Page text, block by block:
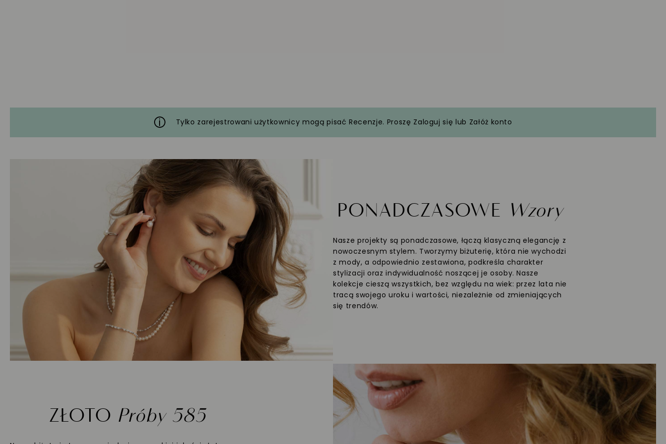
Tylko zarejestrowani użytkownicy mogą pisać Recenzje. Proszę Zaloguj się lub Załóż konto
PONADCZASOWE Wzory
Nasze projekty są ponadczasowe, łączą klasyczną elegancję z
nowoczesnym stylem. Tworzymy biżuterię, która nie wychodzi
z mody, a odpowiednio zestawiona, podkreśla charakter
stylizacji oraz indywidualność noszącej je osoby. Nasze
kolekcje cieszą wszystkich, bez względu na wiek: przez lata nie
tracą swojego uroku i wartości, niezależnie od zmieniających
się trendów.
ZŁOTO Próby 585